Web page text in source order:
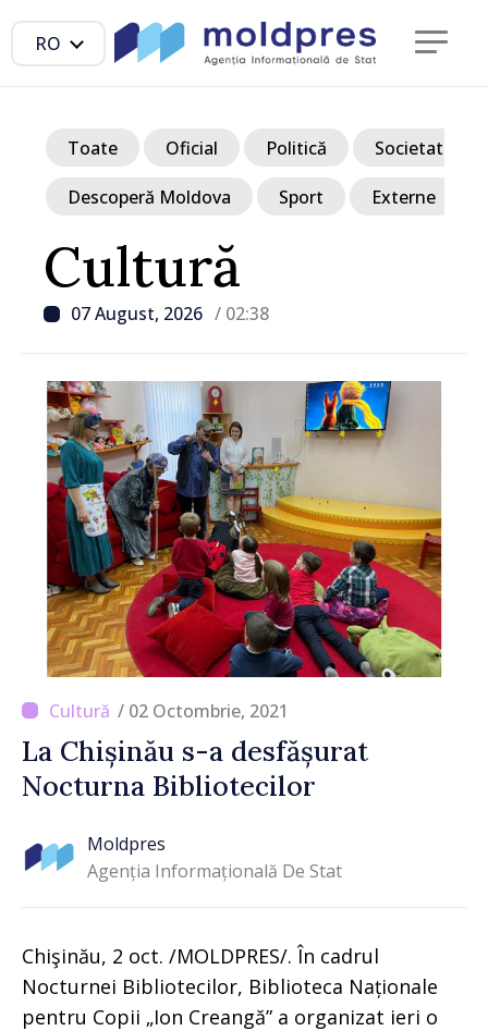
RO
Cultură
07 August, 2026 / 02:38
Toate Oficial Politică Societate
Descoperă Moldova Sport Externe
/ 02 Octombrie, 2021
La Chișinău s-a desfășurat
Nocturna Bibliotecilor
Moldpres
Agenția Informațională De Stat
Chişinău, 2 oct. /MOLDPRES/. În cadrul
Nocturnei Bibliotecilor, Biblioteca Naționale
pentru Copii „Ion Creangă” a organizat ieri o